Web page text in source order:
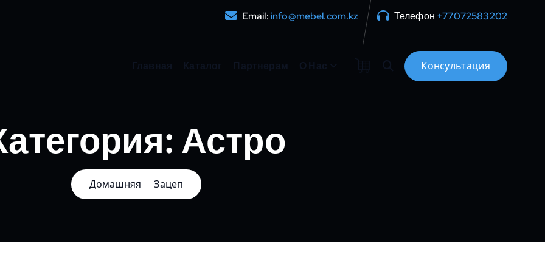
Email:info@mebel.com.kz Телефон +77072583202
Главная Каталог Партнерам О Нас
Астро
Домашняя Зацеп